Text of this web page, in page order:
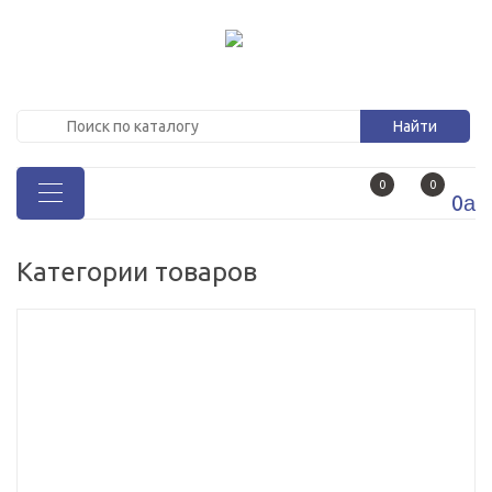
0 0
0a
Категории товаров